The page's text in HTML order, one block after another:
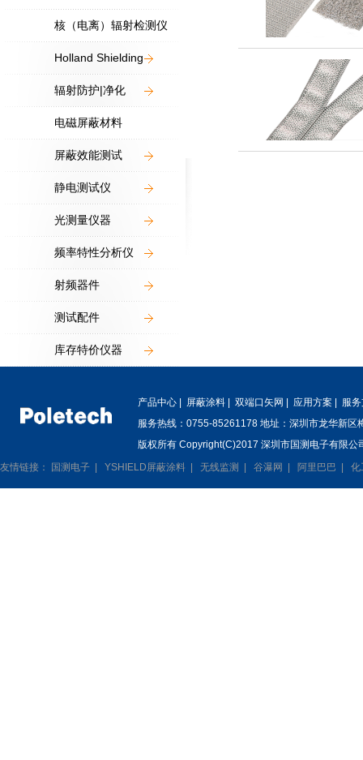
核（电离）辐射检测仪
Holland Shielding
辐射防护|净化
电磁屏蔽材料
屏蔽效能测试
静电测试仪
光测量仪器
频率特性分析仪
射频器件
测试配件
库存特价仪器
产品中心 屏蔽涂料 双端口矢网 应用方案
服
服务热线：0755-85261178 地址：深圳市龙华新区
版权所有 Copyright(C)2017 深圳市国测电子有限公
友情链接：
国测电子 YSHIELD屏蔽涂料 无线监测 谷瀑网 阿里巴巴 化